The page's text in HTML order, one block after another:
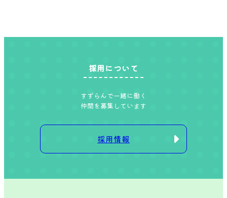
採用について
すずらんで一緒に働く
仲間を募集しています
採用情報